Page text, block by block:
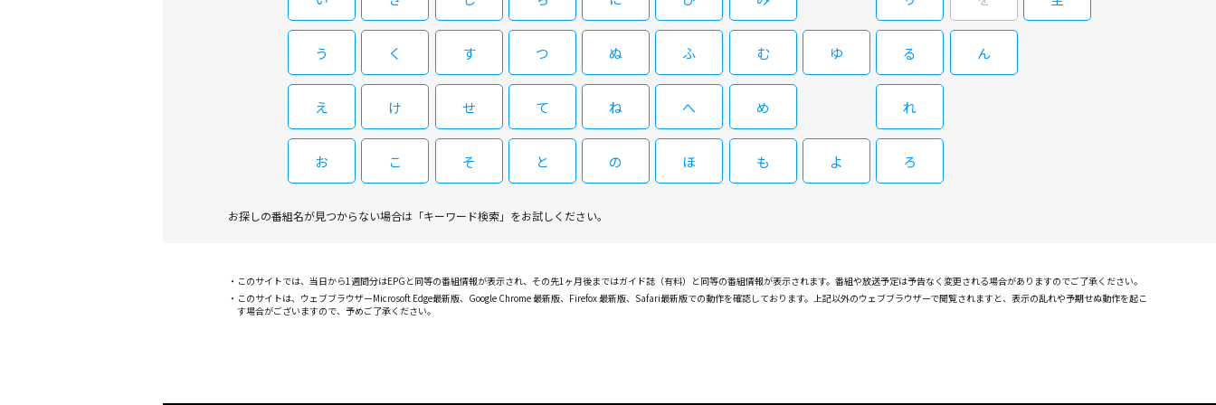
念の違いから時に反目する村上と佐山。男 性二人の間で微妙なポジションの瑠璃子をコミカルな表情を見せながら浅野ゆう
子が好演する。 【ストーリー】 居酒屋の店長・板垣正明（松川貴弘）が殺された。店は全国展開する外食産業会社の系列
で、板垣は何者かに毒を 盛られたようだ。「店長は会社に殺された」という匿名のメールが警察に届き、捜査一課の刑事・
村上徳郎（柳葉敏郎） と五十川圭（若山慎）が捜査を開始する。 板垣が売上げを横領していた疑いがあり、急成長している
会社自体にも様々な疑惑がある事から、捜査二課の財務 捜査官が会社を調べることになった。藤堂房雄（伊武雅刀）室長
は、新任の佐山隆一（益岡徹）係長に捜査の指揮を 任せる。雨宮瑠璃子（浅野ゆう子）と佐山が捜査のため訪れた居酒屋に
太（津田寛治）たちは応酬した膨大な書類と格闘するが、殺人事件に つながる手がかりは発見できなかった。ところが板垣
の上司・田所慶介（乃木涼介）とさらに専務・石黒卓也（日野陽 仁）が相次いで殺された。経理担当の重役・三原佐和子
（有森也実）も階段で突き落とされ怪我を負った。次々と社員 たちが死傷する事態に、一代で会社を築いた漆原正康（中丸
注目する。一方、村上も独自の捜査で事件の真相に 迫りつつあった。 やがて、殺された田所と負傷した三原が、10年前に世
［字］財務捜査官 雨宮瑠璃子８
08/28(金)15:00～16:40
浅野ゆう子と柳葉敏郎のコンビが財務捜査官と刑事、それぞれの観点から事件の真相に切り込んでいく人気シリーズ の第8
するきっかけとなった13年前の悲劇も明らかになり…。石倉三郎、大島さと子、川崎麻世、相島一之、内 田朝陽、中山忍が
敏郎）は、その帰り道、女性の悲鳴を聞 いて現場に駆けつける。そこには男が血を流して倒れていて、すでに息絶えてい
がインサイダー取引と投資詐欺を働いていたことを突き止めた。村上は その書類の中に、南雲の娘・雪乃（中山忍）の夫で
ある近藤智久（川崎麻世）の名前を発見して驚く。南雲が事件に関 与していた疑惑がさらに深まった…。
う
え
お
く
け
こ
す
せ
そ
つ
て
と
ぬ
ね
の
ふ
へ
ほ
む
め
も
ゆ
よ
る
れ
ろ
ん
お探しの番組名が見つからない場合は「キーワード検索」をお試しください。
このサイトでは、当日から1週間分はEPGと同等の番組情報が表示され、その先1ヶ月後まではガイド誌（有料）と同等の番組情報が表示されます。番組や放送予定は予告なく変更される場合がありますのでご了承ください。
このサイトは、ウェブブラウザーMicrosoft Edge最新版、Google Chrome 最新版、Firefox 最新版、Safari最新版での動作を確認しております。上記以外のウェブブラウザーで閲覧されますと、表示の乱れや予期せぬ動作を起こ
す場合がございますので、予めご了承ください。